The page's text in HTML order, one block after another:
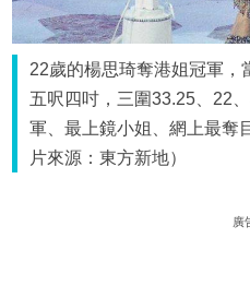
22歲的楊思琦奪港姐冠軍，
五呎四吋，三圍33.25、22
軍、最上鏡小姐、網上最奪
片來源：東方新地）
廣